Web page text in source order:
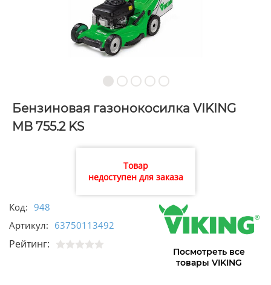
Бензиновая газонокосилка VIKING
MB 755.2 KS
Товар
недоступен для заказа
Код: 948
Артикул: 63750113492
Рейтинг:
Посмотреть все
товары VIKING